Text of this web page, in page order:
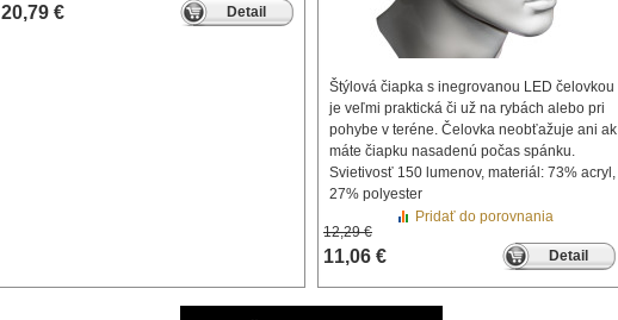
20,79 € Detail
Štýlová čiapka s inegrovanou LED čelovkou
je veľmi praktická či už na rybách alebo pri
pohybe v teréne. Čelovka neobťažuje ani ak
máte čiapku nasadenú počas spánku.
Svietivosť 150 lumenov, materiál: 73% acryl,
27% polyester
12,29 €
11,06 € Detail
Pridať do porovnania